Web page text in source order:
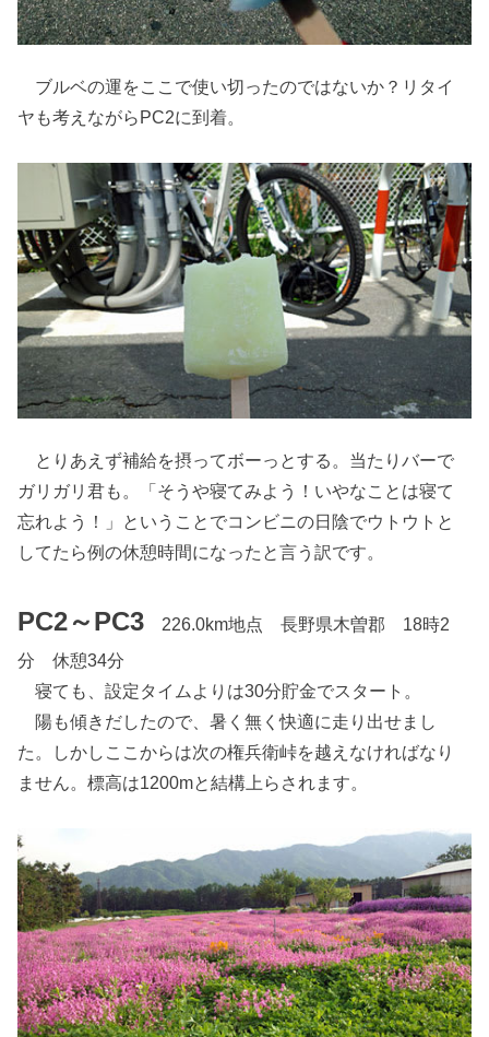
ブルベの運をここで使い切ったのではないか？リタイ
ヤも考えながらPC2に到着。
とりあえず補給を摂ってボーっとする。当たりバーで
ガリガリ君も。「そうや寝てみよう！いやなことは寝て
忘れよう！」ということでコンビニの日陰でウトウトと
してたら例の休憩時間になったと言う訳です。
PC2～PC3 226.0km地点 長野県木曽郡 18時2
分 休憩34分
寝ても、設定タイムよりは30分貯金でスタート。
陽も傾きだしたので、暑く無く快適に走り出せまし
た。しかしここからは次の権兵衛峠を越えなければなり
ません。標高は1200mと結構上らされます。